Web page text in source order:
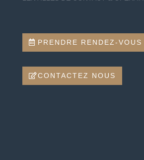
PRENDRE RENDEZ-VOUS
CONTACTEZ NOUS